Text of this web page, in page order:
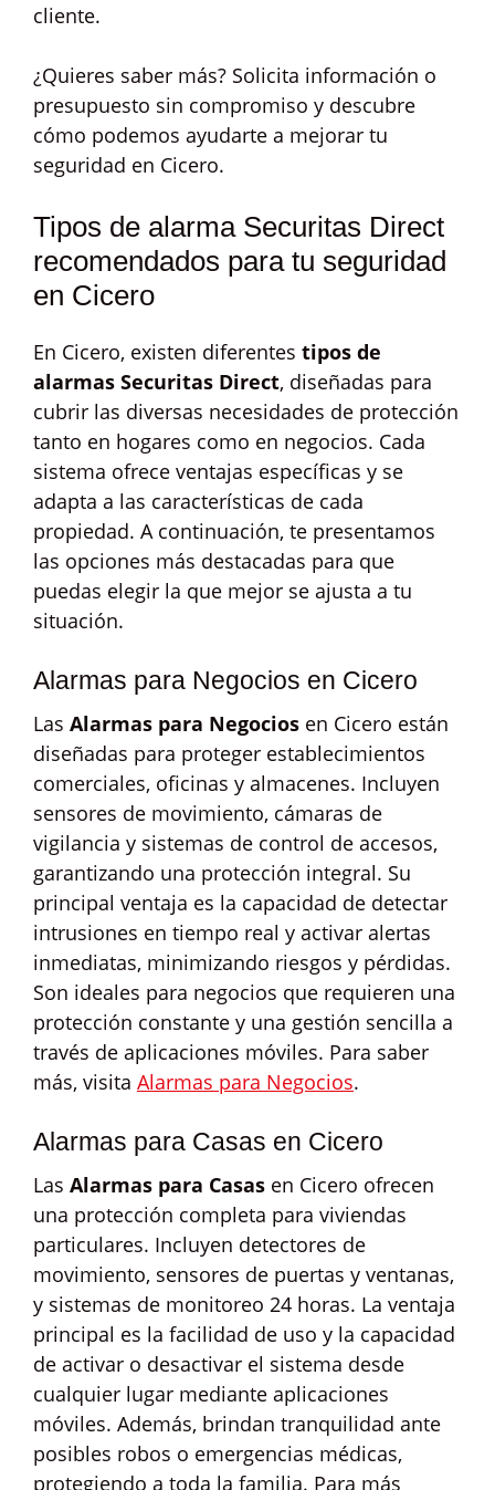
cliente.
¿Quieres saber más? Solicita información o
presupuesto sin compromiso y descubre
cómo podemos ayudarte a mejorar tu
seguridad en Cicero.
Tipos de alarma Securitas Direct
recomendados para tu seguridad
en Cicero
En Cicero, existen diferentes tipos de
alarmas Securitas Direct, diseñadas para
cubrir las diversas necesidades de protección
tanto en hogares como en negocios. Cada
sistema ofrece ventajas específicas y se
adapta a las características de cada
propiedad. A continuación, te presentamos
las opciones más destacadas para que
puedas elegir la que mejor se ajusta a tu
situación.
Alarmas para Negocios en Cicero
Las Alarmas para Negocios en Cicero están
diseñadas para proteger establecimientos
comerciales, oficinas y almacenes. Incluyen
sensores de movimiento, cámaras de
vigilancia y sistemas de control de accesos,
garantizando una protección integral. Su
principal ventaja es la capacidad de detectar
intrusiones en tiempo real y activar alertas
inmediatas, minimizando riesgos y pérdidas.
Son ideales para negocios que requieren una
protección constante y una gestión sencilla a
través de aplicaciones móviles. Para saber
más, visita Alarmas para Negocios.
Alarmas para Casas en Cicero
Las Alarmas para Casas en Cicero ofrecen
una protección completa para viviendas
particulares. Incluyen detectores de
movimiento, sensores de puertas y ventanas,
y sistemas de monitoreo 24 horas. La ventaja
principal es la facilidad de uso y la capacidad
de activar o desactivar el sistema desde
cualquier lugar mediante aplicaciones
móviles. Además, brindan tranquilidad ante
posibles robos o emergencias médicas,
protegiendo a toda la familia. Para más